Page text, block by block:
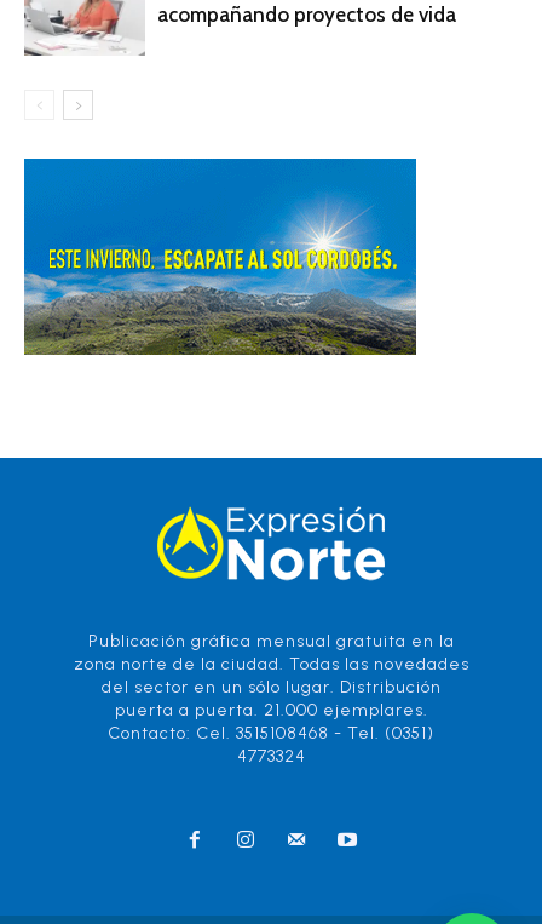
acompañando proyectos de vida
Publicación gráfica mensual gratuita en la
zona norte de la ciudad. Todas las novedades
del sector en un sólo lugar. Distribución
puerta a puerta. 21.000 ejemplares.
Contacto: Cel. 3515108468 - Tel. (0351)
4773324